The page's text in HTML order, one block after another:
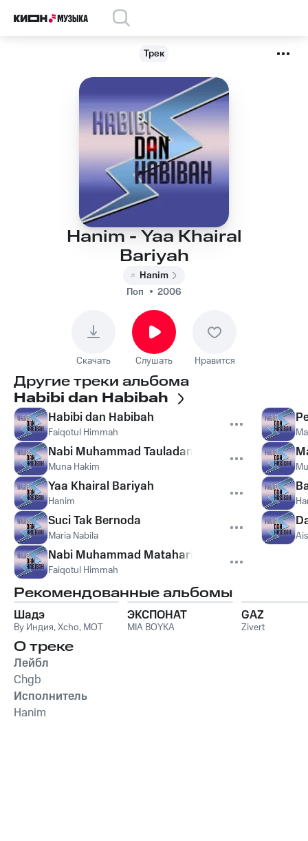
Трек
Hanim - Yaa Khairal
Bariyah
Hanim
Поп
2006
Скачать Слушать Нравится
Другие треки альбома
Habibi dan Habibah
Habibi dan Habibah
Faiqotul Himmah
Nabi Muhammad Tauladan
Muna Hakim
Yaa Khairal Bariyah
Hanim
Suci Tak Bernoda
Maria Nabila
Nabi Muhammad Mataharinya Dunia
Faiqotul Himmah
Рекомендованные альбомы
Шадэ
By Индия,Xcho, MOT
ЭКСПОНАТ
MIA BOYKA
GAZ
Zivert
О треке
Лейбл
Chgb
Исполнитель
Hanim